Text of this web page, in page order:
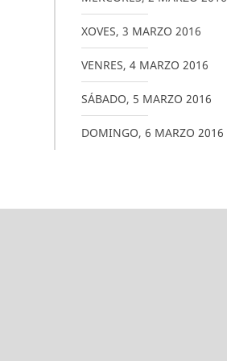
XOVES, 3 MARZO 2016
VENRES, 4 MARZO 2016
SÁBADO, 5 MARZO 2016
DOMINGO, 6 MARZO 2016